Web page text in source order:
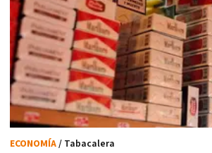
ECONOMÍA/ Tabacalera